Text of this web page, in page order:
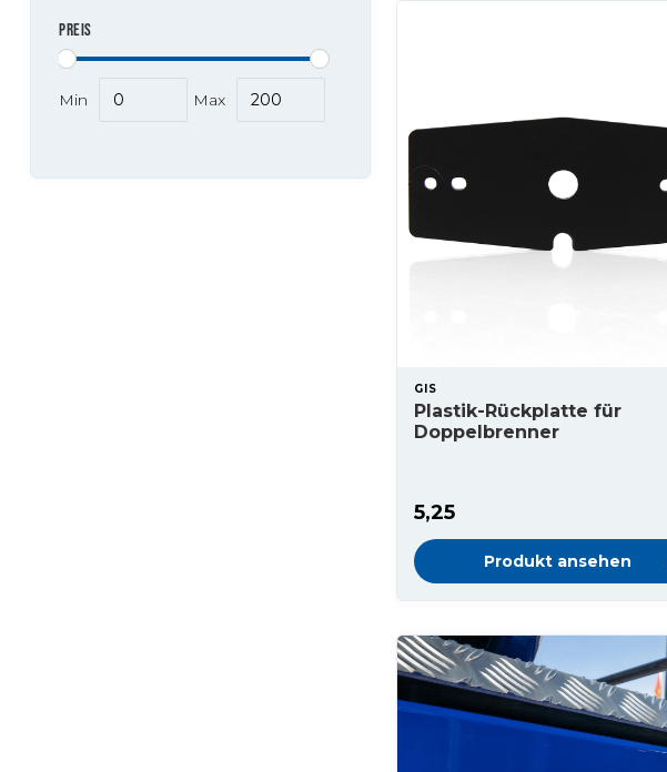
PREIS
Min Max
GIS
Plastik-Rückplatte für
Doppelbrenner
5,25
Produkt ansehen